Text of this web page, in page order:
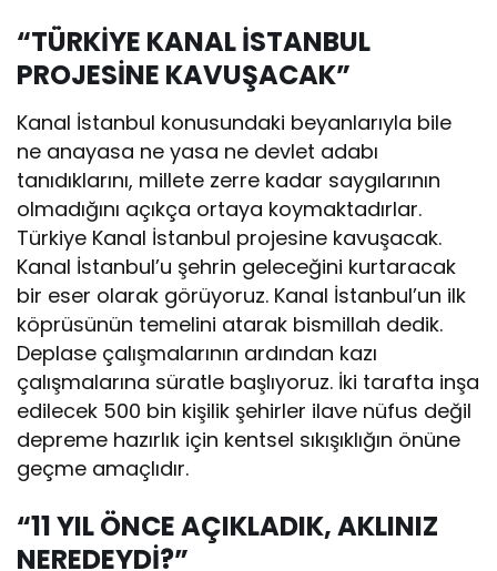
“TÜRKİYE KANAL İSTANBUL
PROJESİNE KAVUŞACAK”
Kanal İstanbul konusundaki beyanlarıyla bile
ne anayasa ne yasa ne devlet adabı
tanıdıklarını, millete zerre kadar saygılarının
olmadığını açıkça ortaya koymaktadırlar.
Türkiye Kanal İstanbul projesine kavuşacak.
Kanal İstanbul’u şehrin geleceğini kurtaracak
bir eser olarak görüyoruz. Kanal İstanbul’un ilk
köprüsünün temelini atarak bismillah dedik.
Deplase çalışmalarının ardından kazı
çalışmalarına süratle başlıyoruz. İki tarafta inşa
edilecek 500 bin kişilik şehirler ilave nüfus değil
depreme hazırlık için kentsel sıkışıklığın önüne
geçme amaçlıdır.
“11 YIL ÖNCE AÇIKLADIK, AKLINIZ
NEREDEYDİ?”